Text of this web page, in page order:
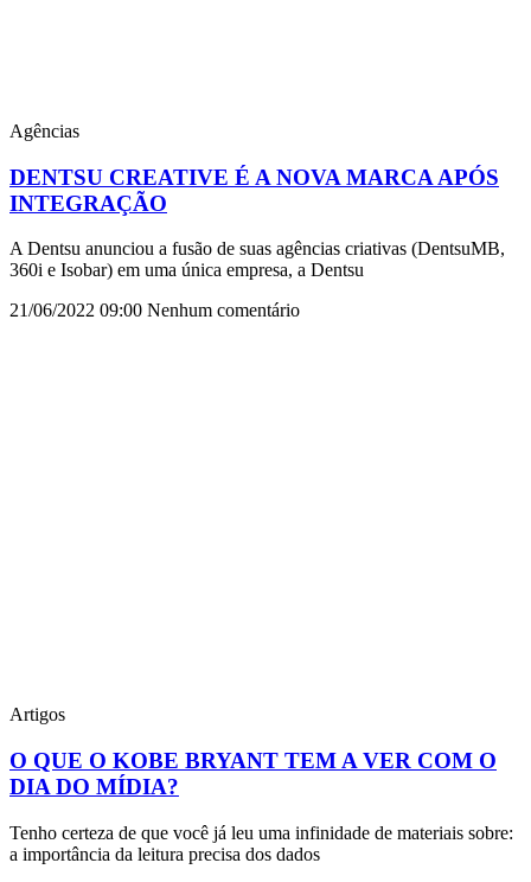
Agências
DENTSU CREATIVE É A NOVA MARCA APÓS
INTEGRAÇÃO
A Dentsu anunciou a fusão de suas agências criativas (DentsuMB,
360i e Isobar) em uma única empresa, a Dentsu
21/06/2022 09:00 Nenhum comentário
Artigos
O QUE O KOBE BRYANT TEM A VER COM O
DIA DO MÍDIA?
Tenho certeza de que você já leu uma infinidade de materiais sobre:
a importância da leitura precisa dos dados